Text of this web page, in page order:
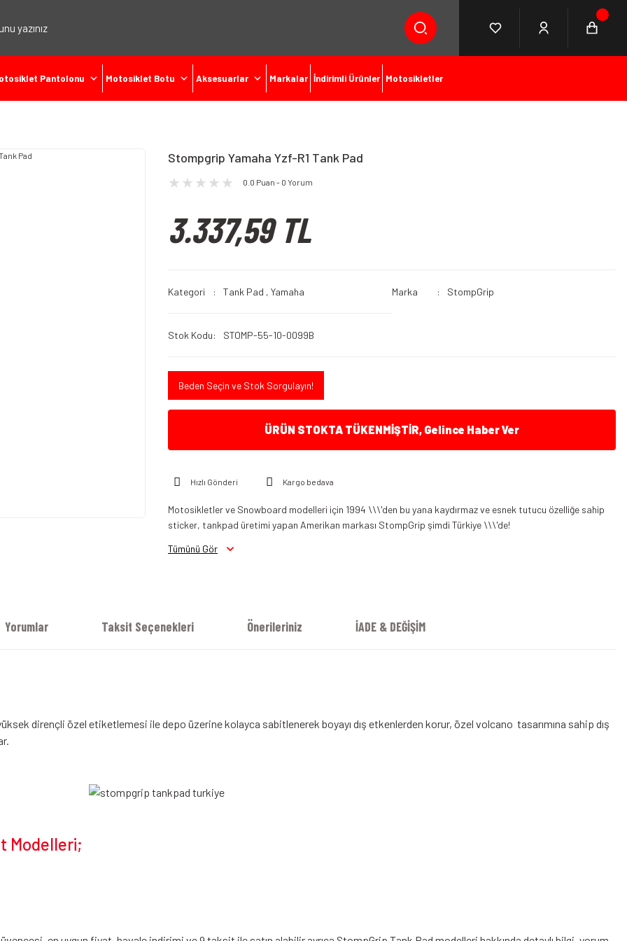
Pantolonu Motosiklet Botu Aksesuarlar Markalar İndirimli Ürünler Motosikletler
Stompgrip Yamaha Yzf-R1 Tank Pad
0.0 Puan - 0 Yorum
3.337,59 TL
Kategori Tank Pad , Yamaha Marka StompGrip
Stok Kodu STOMP-55-10-0099B
Beden Seçin ve Stok Sorgulayın!
ÜRÜN STOKTA TÜKENMİŞTİR, Gelince Haber Ver
Hızlı Gönderi Kargo bedava
Motosikletler ve Snowboard modelleri için 1994 \\\'den bu yana kaydırmaz ve esnek tutucu özelliğe sahip
sticker, tankpad üretimi yapan Amerikan markası StompGrip şimdi Türkiye \\\'de!
Tümünü Gör
Yorumlar Taksit Seçenekleri Önerileriniz İADE & DEĞİŞİM
dirençli özel etiketlemesi ile depo üzerine kolayca sabitlenerek boyayı dış etkenlerden korur, özel volcano tasarımına sahip dış
Modelleri;